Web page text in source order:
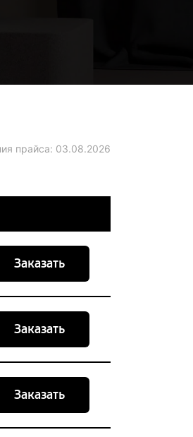
прайса: 03.08.2026
Заказать
Заказать
Заказать